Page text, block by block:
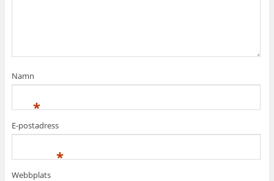
Namn
*
E-postadress
*
Webbplats